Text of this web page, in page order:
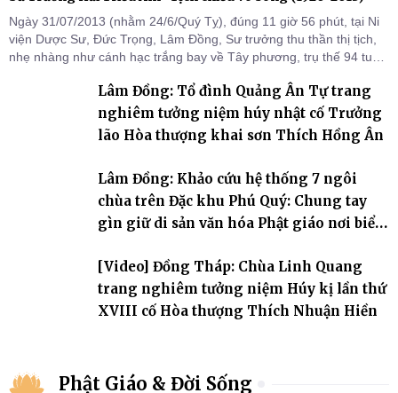
Ngày 31/07/2013 (nhằm 24/6/Quý Tỵ), đúng 11 giờ 56 phút, tại Ni
viện Dược Sư, Đức Trọng, Lâm Đồng, Sư trưởng thu thần thị tịch,
nhẹ nhàng như cánh hạc trắng bay về Tây phương, trụ thế 94 tuổi
Lâm Đồng: Tổ đình Quảng Ân Tự trang
nghiêm tưởng niệm húy nhật cố Trưởng
lão Hòa thượng khai sơn Thích Hồng Ân
Lâm Đồng: Khảo cứu hệ thống 7 ngôi
chùa trên Đặc khu Phú Quý: Chung tay
gìn giữ di sản văn hóa Phật giáo nơi biển
[Video] Đồng Tháp: Chùa Linh Quang
trang nghiêm tưởng niệm Húy kị lần thứ
XVIII cố Hòa thượng Thích Nhuận Hiền
Phật Giáo & Đời Sống